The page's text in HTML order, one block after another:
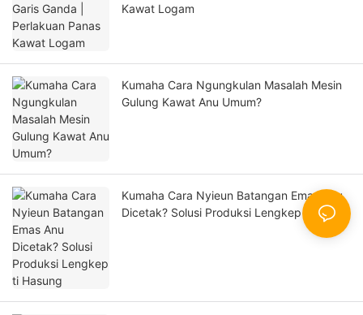
Kawat Logam
Kumaha Cara Ngungkulan Masalah Mesin
Gulung Kawat Anu Umum?
Kumaha Cara Nyieun Batangan Emas Anu
Dicetak? Solusi Produksi Lengkep ti